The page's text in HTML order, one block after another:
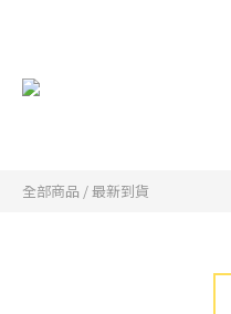
全部商品 /最新到貨